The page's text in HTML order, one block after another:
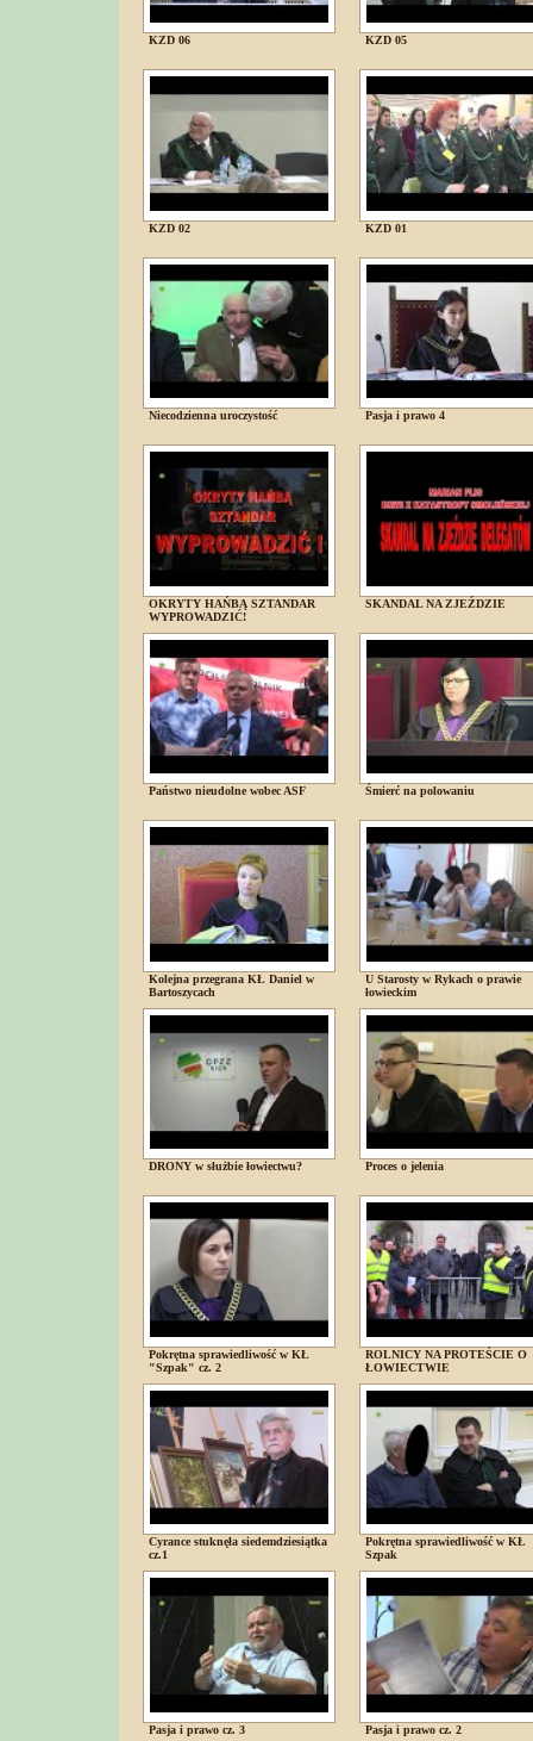
KZD 06 KZD 05
KZD 02 KZD 01
Niecodzienna uroczystość Pasja i prawo 4
OKRYTY HAŃBĄ SZTANDAR
WYPROWADZIĆ!
SKANDAL NA ZJEŹDZIE
Państwo nieudolne wobec ASF Śmierć na polowaniu
Kolejna przegrana KŁ Daniel w
Bartoszycach
U Starosty w Rykach o prawie
łowieckim
DRONY w służbie łowiectwu? Proces o jelenia
Pokrętna sprawiedliwość w KŁ
"Szpak" cz. 2
ROLNICY NA PROTEŚCIE O
ŁOWIECTWIE
Cyrance stuknęła siedemdziesiątka
cz.1
Pokrętna sprawiedliwość w KŁ
Szpak
Pasja i prawo cz. 3 Pasja i prawo cz. 2